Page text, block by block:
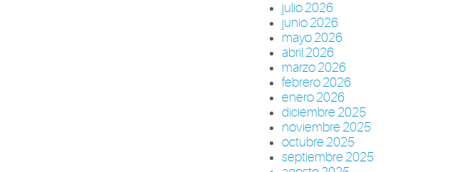
julio 2026
junio 2026
mayo 2026
abril 2026
marzo 2026
febrero 2026
enero 2026
diciembre 2025
noviembre 2025
octubre 2025
septiembre 2025